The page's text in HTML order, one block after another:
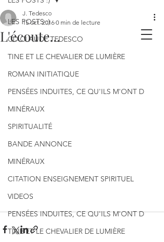
LES POSTS :)
CD CLAUDE TEDESCO
TINE ET LE CHEVALIER DE LUMIÈRE
ROMAN INITIATIQUE
PENSÉES INDUITES, CE QU'ILS M'ONT D
MINÉRAUX
SPIRITUALITÉ
BANDE ANNONCE
MINÉRAUX
CITATION ENSEIGNEMENT SPIRITUEL
VIDEOS
PENSÉES INDUITES, CE QU'ILS M'ONT D
TINE ET LE CHEVALIER DE LUMIÈRE
L'écoute...
J. Tedesco
15 oct. 2016 0 min de lecture